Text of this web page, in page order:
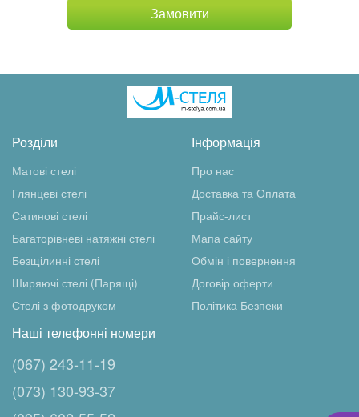
Замовити
Розділи
Матові стелі
Глянцеві стелі
Сатинові стелі
Багаторівневі натяжні стелі
Безщілинні стелі
Ширяючі стелі (Парящі)
Стелі з фотодруком
Інформація
Про нас
Доставка та Оплата
Прайс-лист
Мапа сайту
Обмін і повернення
Договір оферти
Політика Безпеки
Наші телефонні номери
(067) 243-11-19
(073) 130-93-37